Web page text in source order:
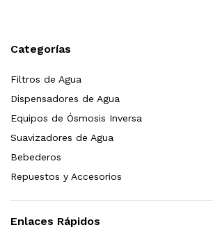
Categorías
Filtros de Agua
Dispensadores de Agua
Equipos de Ósmosis Inversa
Suavizadores de Agua
Bebederos
Repuestos y Accesorios
Enlaces Rápidos
Cafetera (Cartucho de Repuesto)
2,899.00